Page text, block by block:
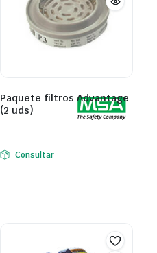
Paquete filtros Advantage
(2 uds)
Consultar